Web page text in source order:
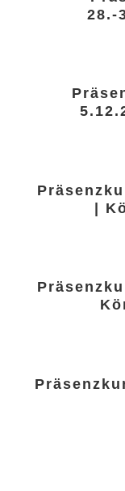
28.-
|